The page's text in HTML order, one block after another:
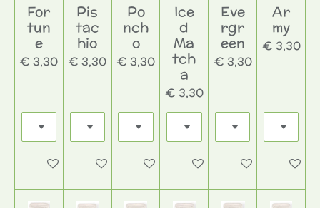
For
tun
e
€ 3,30
In winkelwagen
Pis
tac
hio
€ 3,30
In winkelwagen
Po
nch
o
€ 3,30
In winkelwagen
Ice
d
Ma
tch
a
€ 3,30
In winkelwagen
Eve
rgr
een
€ 3,30
In winkelwagen
Ar
my
€ 3,30
In